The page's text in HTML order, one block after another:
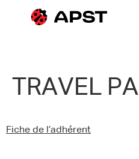
Qui sommes-nous ?
TRAVEL
Fiche de l’adhérent